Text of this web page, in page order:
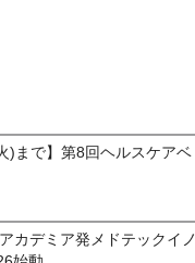
)まで】第8回ヘルスケアベ
カデミア発メドテックイノ